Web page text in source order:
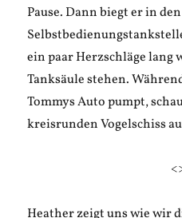
Pause. Dann biegt er in
ein paar Herzschläge lang
Tanksäule stehen.
Tommys Auto pumpt,
kreisrunden Vogelschiss
Heather zeigt uns wie wir